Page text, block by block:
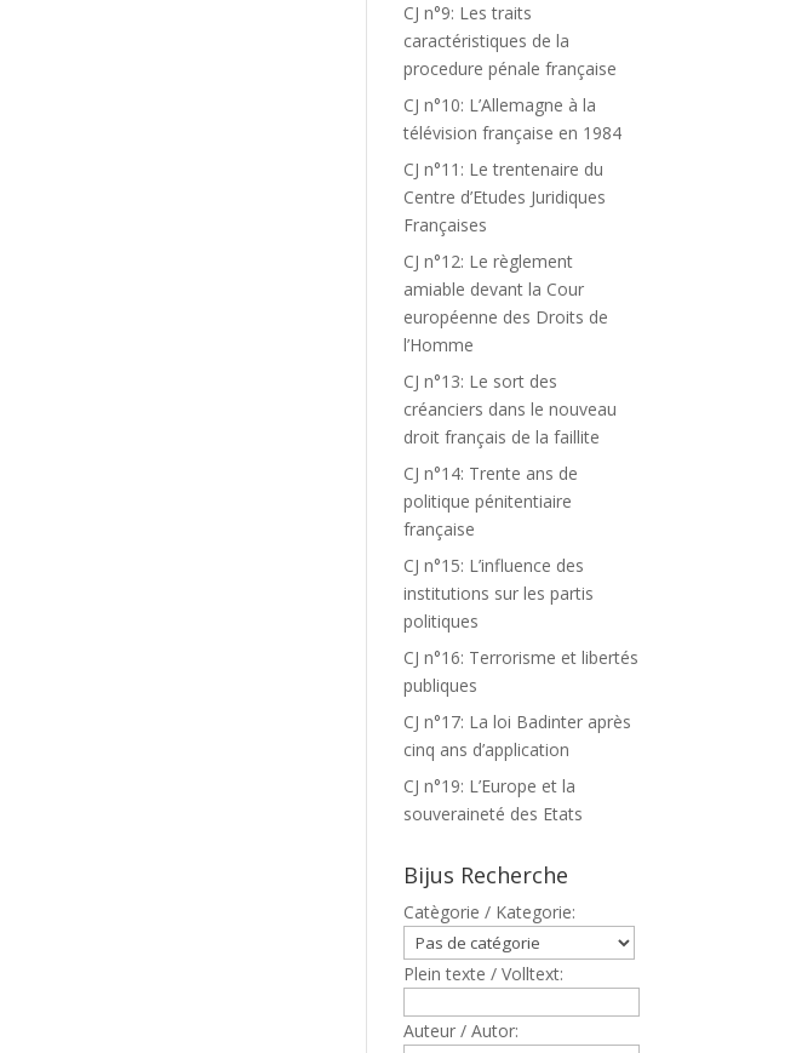
CJ n°9: Les traits
caractéristiques de la
procedure pénale française
CJ n°10: L’Allemagne à la
télévision française en 1984
CJ n°11: Le trentenaire du
Centre d’Etudes Juridiques
Françaises
CJ n°12: Le règlement
amiable devant la Cour
européenne des Droits de
l’Homme
CJ n°13: Le sort des
créanciers dans le nouveau
droit français de la faillite
CJ n°14: Trente ans de
politique pénitentiaire
française
CJ n°15: L’influence des
institutions sur les partis
politiques
CJ n°16: Terrorisme et libertés
publiques
CJ n°17: La loi Badinter après
cinq ans d’application
CJ n°19: L’Europe et la
souveraineté des Etats
Bijus Recherche
Catègorie / Kategorie:
Plein texte / Volltext:
Auteur / Autor: